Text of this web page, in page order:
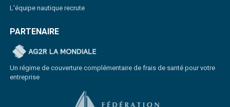
L'équipe nautique recrute
PARTENAIRE
Un régime de couverture complémentaire de frais de santé pour votre
entreprise